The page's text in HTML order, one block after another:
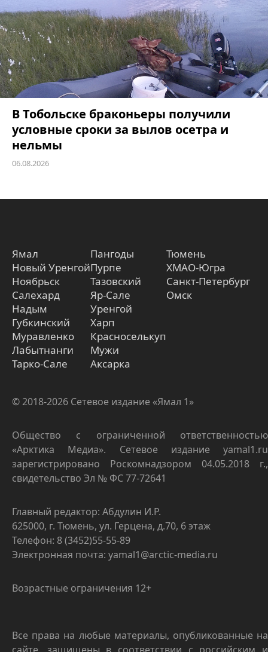
В Тобольске браконьеры получили
условные сроки за вылов осетра и
нельмы
06.08.2026
Ямал
Новый Уренгой
Ноябрьск
Салехард
Надым
Губкинский
Муравленко
Лабытнанги
Тарко-Сале
Пангоды
Пурпе
Тазовский
Яр-Сале
Уренгой
Харп
Красноселькуп
Мужи
Аксарка
Тюмень
ХМАО-Югра
Санкт-Петербург
Омск
© 2018-2026 Сетевое издание «Ямал 1»
Общество с ограниченной ответственностью
«Арктика Медиа». Сетевое издание yamal1.ru
зарегистрировано Роскомнадзором 04.05.2018 г.,
свидетельство Эл № ФС 77-72641
Главный редактор: Абдулин И.Р.
625000, г. Тюмень, ул. Герцена, д.70, 6 этаж
Телефон: 8 (3452)55-55-89
Электронная почта: yamal1@arctic-media.ru
Возрастные ограничения 12+
Все права на любые материалы, опубликованные на